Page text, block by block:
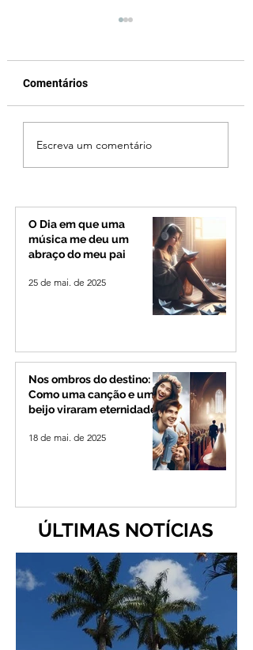
Ciclone bomba no Sul
deve provocar rajadas
de vento e calor
Alto Paranaíba
Comentários
Escreva um comentário
O Dia em que uma
música me deu um
abraço do meu pai
25 de mai. de 2025
Nos ombros do destino:
Como uma canção e um
beijo viraram eternidade
18 de mai. de 2025
ÚLTIMAS NOTÍCIAS